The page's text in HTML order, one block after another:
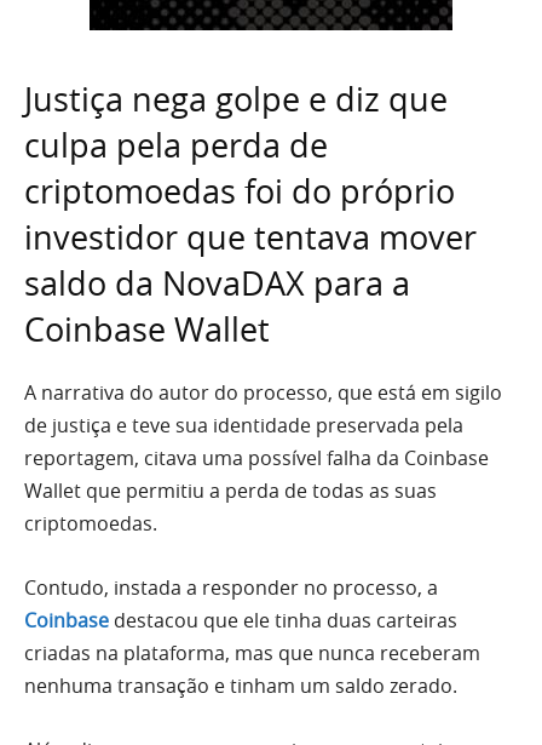
Justiça nega golpe e diz que
culpa pela perda de
criptomoedas foi do próprio
investidor que tentava mover
saldo da NovaDAX para a
Coinbase Wallet
A narrativa do autor do processo, que está em sigilo
de justiça e teve sua identidade preservada pela
reportagem, citava uma possível falha da Coinbase
Wallet que permitiu a perda de todas as suas
criptomoedas.
Contudo, instada a responder no processo, a
Coinbase destacou que ele tinha duas carteiras
criadas na plataforma, mas que nunca receberam
nenhuma transação e tinham um saldo zerado.